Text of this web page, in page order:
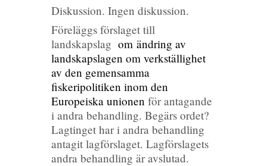
Diskussion. Ingen diskussion.
Föreläggs förslaget till
landskapslag om ändring av
landskapslagen om verkställighet
av den gemensamma
fiskeripolitiken inom den
Europeiska unionen för antagande
i andra behandling. Begärs ordet?
Lagtinget har i andra behandling
antagit lagförslaget. Lagförslagets
andra behandling är avslutad.